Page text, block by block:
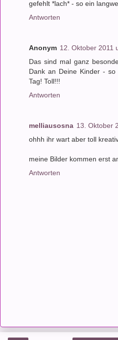
gefehlt *lach* - so ein
Antworten
Anonym 12. Oktober 2011
Das sind mal ganz
Dank an Deine Kinder -
Tag! Toll!!!
Antworten
melliausosna 13. Oktober
ohhh ihr wart aber toll
meine Bilder kommen erst
Antworten